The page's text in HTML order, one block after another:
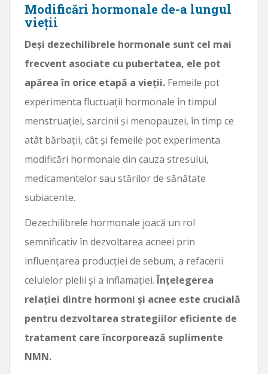
Modificări hormonale de-a lungul
vieții
Deși dezechilibrele hormonale sunt cel mai
frecvent asociate cu pubertatea, ele pot
apărea în orice etapă a vieții. Femeile pot
experimenta fluctuații hormonale în timpul
menstruației, sarcinii și menopauzei, în timp ce
atât bărbații, cât și femeile pot experimenta
modificări hormonale din cauza stresului,
medicamentelor sau stărilor de sănătate
subiacente.
Dezechilibrele hormonale joacă un rol
semnificativ în dezvoltarea acneei prin
influențarea producției de sebum, a refacerii
celulelor pielii și a inflamației.Înțelegerea
relației dintre hormoni și acnee este crucială
pentru dezvoltarea strategiilor eficiente de
tratament care încorporează suplimente
NMN.